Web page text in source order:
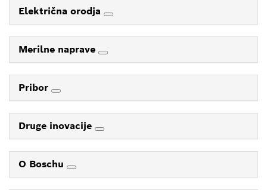
Električna orodja
Merilne naprave
Pribor
Druge inovacije
O Boschu